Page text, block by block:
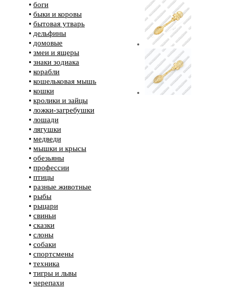
• боги
• быки и коровы
• бытовая утварь
• дельфины
• домовые
• змеи и ящеры
• знаки зодиака
• корабли
• кошельковая мышь
• кошки
• кролики и зайцы
• ложки-загребушки
• лошади
• лягушки
• медведи
• мышки и крысы
• обезьяны
• профессии
• птицы
• разные животные
• рыбы
• рыцари
• свиньи
• сказки
• слоны
• собаки
• спортсмены
• техника
• тигры и львы
• черепахи